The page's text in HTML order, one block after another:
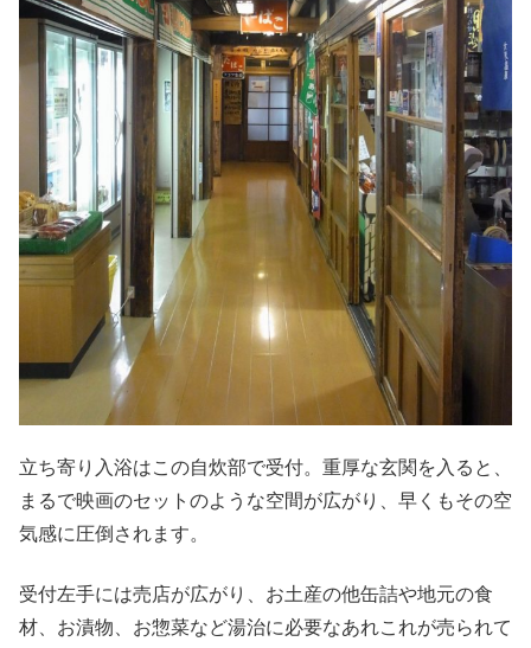
立ち寄り入浴はこの自炊部で受付。重厚な玄関を入ると、
まるで映画のセットのような空間が広がり、早くもその空
気感に圧倒されます。
受付左手には売店が広がり、お土産の他缶詰や地元の食
材、お漬物、お惣菜など湯治に必要なあれこれが売られて